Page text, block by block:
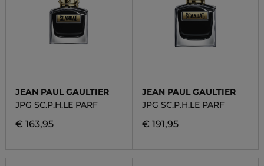
JEAN PAUL GAULTIER
JPG SC.P.H.LE PARF
€ 163,95
JEAN PAUL GAULTIER
JPG SC.P.H.LE PARF
€ 191,95